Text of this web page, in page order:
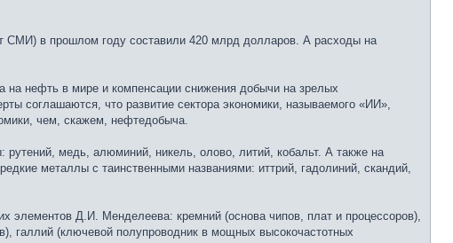
СМИ) в прошлом году составили 420 млрд долларов. А расходы на
на нефть в мире и компенсации снижения добычи на зрелых
соглашаются, что развитие сектора экономики, называемого «ИИ»,
чем, скажем, нефтедобыча.
рутений, медь, алюминий, никель, олово, литий, кобальт. А также на
металлы с таинственными названиями: иттрий, гадолиний, скандий,
элементов Д.И. Менделеева: кремний (основа чипов, плат и процессоров),
галлий (ключевой полупроводник в мощных высокочастотных